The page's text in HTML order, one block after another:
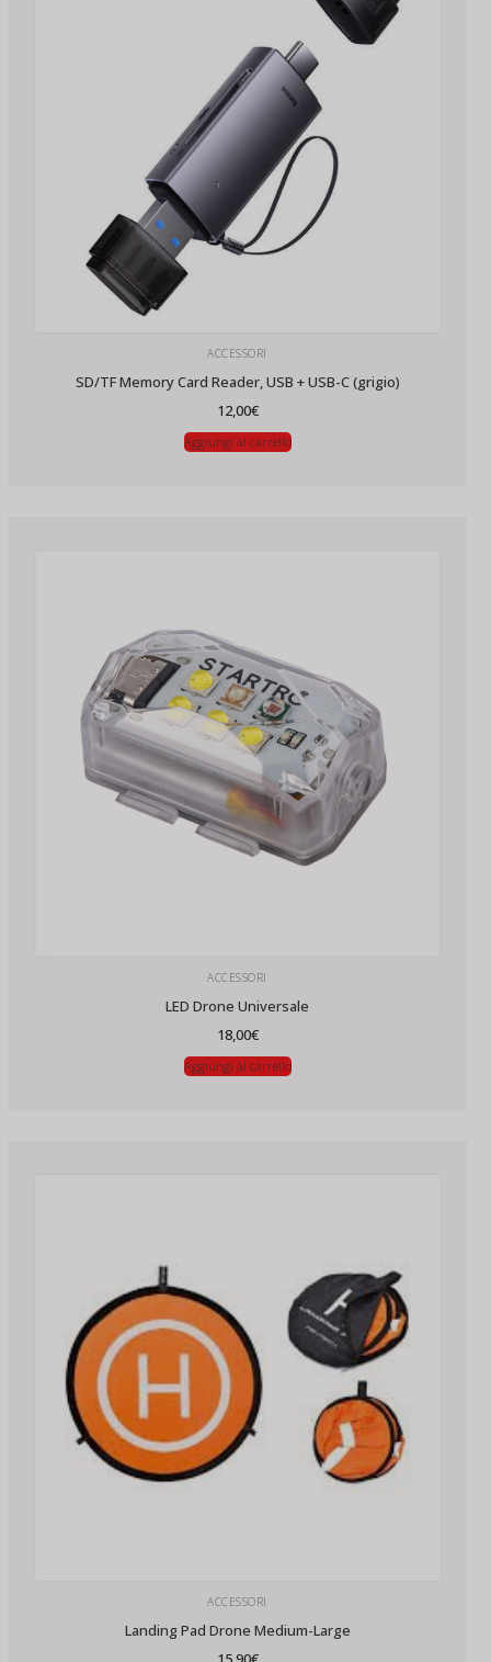
ACCESSORI
SD/TF Memory Card Reader, USB + USB-C (grigio)
12,00€
Aggiungi al carrello
ACCESSORI
LED Drone Universale
18,00€
Aggiungi al carrello
ACCESSORI
Landing Pad Drone Medium-Large